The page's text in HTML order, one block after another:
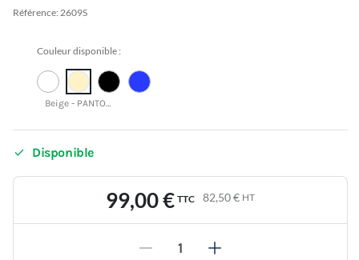
Référence: 2609S
Couleur disponible :
Beige - PANTONE 12-0717 TCX
 Disponible
99,00 € TTC 82,50 € HT
- +